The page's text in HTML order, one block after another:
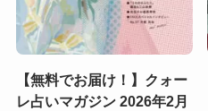
【無料でお届け！】クォー
レ占いマガジン 2026年2月